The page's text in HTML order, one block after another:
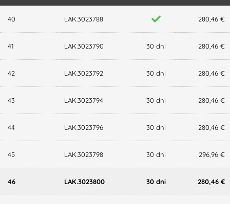
40 LAK.3023788 280,46 €
41 LAK.3023790 30 dni 280,46 €
42 LAK.3023792 30 dni 280,46 €
43 LAK.3023794 30 dni 280,46 €
44 LAK.3023796 30 dni 280,46 €
45 LAK.3023798 30 dni 296,96 €
46 LAK.3023800 30 dni 280,46 €